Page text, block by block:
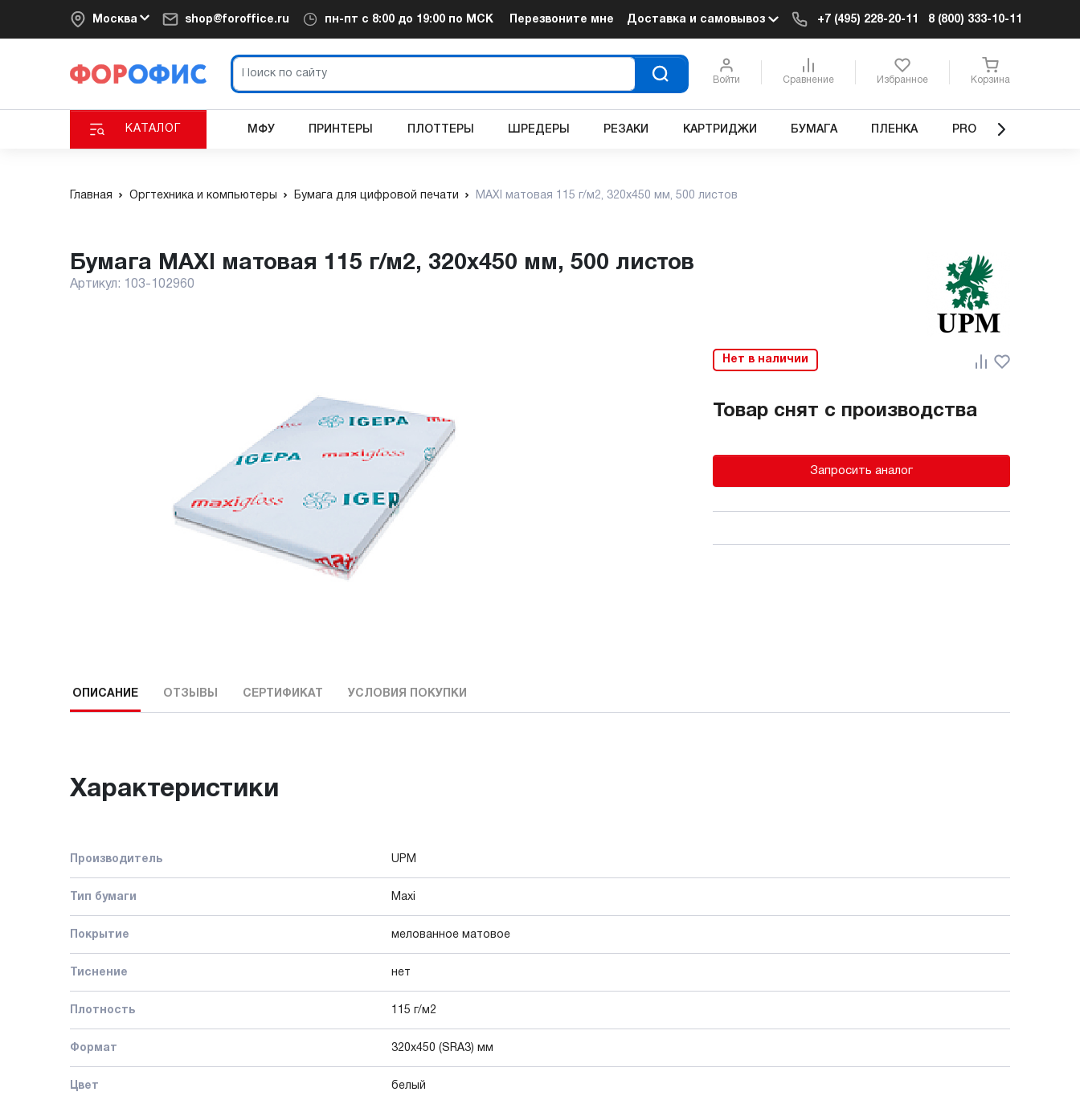
Москва shop@foroffice.ru пн-пт с 8:00 до 19:00 по МСК Перезвоните мне Доставка и самовывоз +7 (495) 228-20-11 8 (800) 333-10-11
Войти Сравнение Избранное Корзина
КАТАЛОГ МФУ ПРИНТЕРЫ ПЛОТТЕРЫ ШРЕДЕРЫ РЕЗАКИ КАРТРИДЖИ БУМАГА ПЛЕНКА PRO
Главная Оргтехника и компьютеры Бумага для цифровой печати MAXI матовая 115 г/м2, 320x450 мм, 500 листов
Бумага MAXI матовая 115 г/м2, 320x450 мм, 500 листов
Артикул: 103-102960
Нет в наличии
Товар снят с производства
Запросить аналог
ОПИСАНИЕ ОТЗЫВЫ СЕРТИФИКАТ УСЛОВИЯ ПОКУПКИ
Характеристики
Производитель UPM
Тип бумаги Maxi
Покрытие мелованное матовое
Тиснение нет
Плотность 115 г/м2
Формат 320x450 (SRA3) мм
Цвет белый